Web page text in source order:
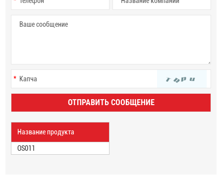
Название продукта
OS011